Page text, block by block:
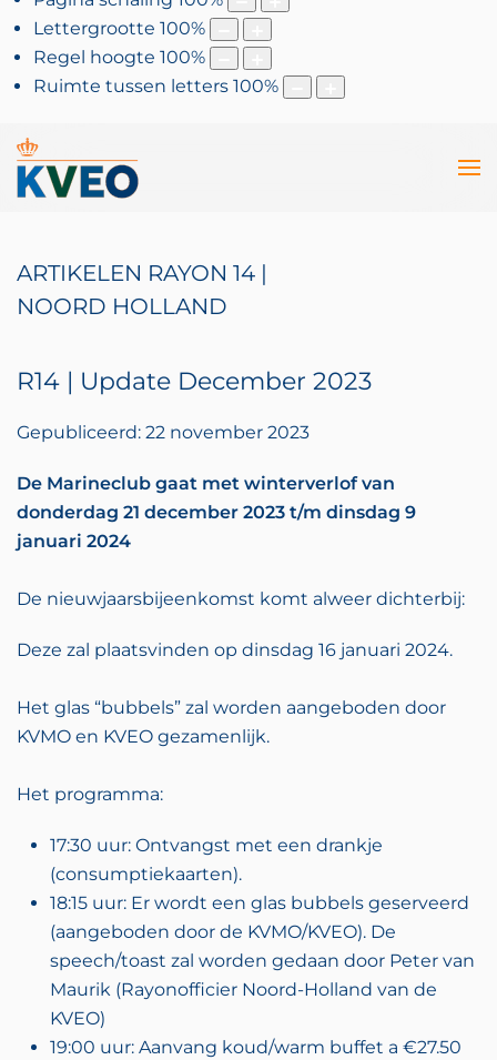
Lettergrootte 100%
Regel hoogte 100%
Ruimte tussen letters 100%
ARTIKELEN RAYON 14 |
NOORD HOLLAND
R14 | Update December 2023
Gepubliceerd: 22 november 2023
De Marineclub gaat met winterverlof van
donderdag 21 december 2023 t/m dinsdag 9
januari 2024
De nieuwjaarsbijeenkomst komt alweer dichterbij:
Deze zal plaatsvinden op dinsdag 16 januari 2024.
Het glas “bubbels” zal worden aangeboden door
KVMO en KVEO gezamenlijk.
Het programma:
17:30 uur: Ontvangst met een drankje
(consumptiekaarten).
18:15 uur: Er wordt een glas bubbels geserveerd
(aangeboden door de KVMO/KVEO). De
speech/toast zal worden gedaan door Peter van
Maurik (Rayonofficier Noord-Holland van de
KVEO)
19:00 uur: Aanvang koud/warm buffet a €27.50